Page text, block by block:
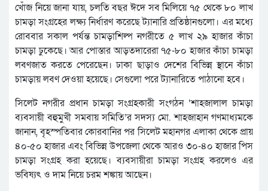
খোঁজ নিয়ে জানা যায়, চলতি বছর ঈদে সব মিলিয়ে ৭৫ থেকে ৮০ লাখ
চামড়া সংগ্রহের লক্ষ্য নির্ধারণ করেছে ট্যানারি প্রতিষ্ঠানগুলো। এর মধ্যে
রোববার সকাল পর্যন্ত চামড়াশিল্প নগরীতে ৫ লাখ ২৯ হাজার কাঁচা
চামড়া ঢুকেছে। আর পোস্তার আড়তদারেরা ৭৫-৮০ হাজার কাঁচা চামড়া
লবণজাত করতে পেরেছেন। ঢাকা ছাড়াও দেশের বিভিন্ন স্থানে কাঁচা
চামড়ায় লবণ দেওয়া হয়েছে। সেগুলো পরে ট্যানারিতে পাঠানো হবে।
সিলেট নগরীর প্রধান চামড়া সংগ্রহকারী সংগঠন ‘শাহজালাল চামড়া
ব্যবসায়ী বহুমুখী সমবায় সমিতি’র সদস্য মো. শাহজাহান গণমাধ্যমকে
জানান, বৃহস্পতিবার কোরবানির পর সিলেট মহানগর এলাকা থেকে প্রায়
৪০-৫০ হাজার এবং বিভিন্ন উপজেলা থেকে আরও ৩০-৪০ হাজার পিস
চামড়া সংগ্রহ করা হয়েছে। ব্যবসায়ীরা চামড়া সংগ্রহ করলেও এর
ভবিষ্যৎ ও দাম নিয়ে চরম শঙ্কায় আছেন।